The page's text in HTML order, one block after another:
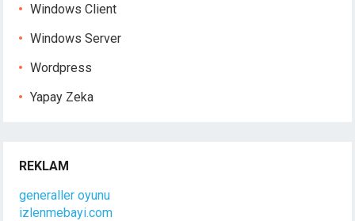
Windows Client
Windows Server
Wordpress
Yapay Zeka
REKLAM
generaller oyunu
izlenmebayi.com